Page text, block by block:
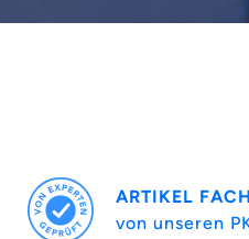
ARTIKEL
von unseren